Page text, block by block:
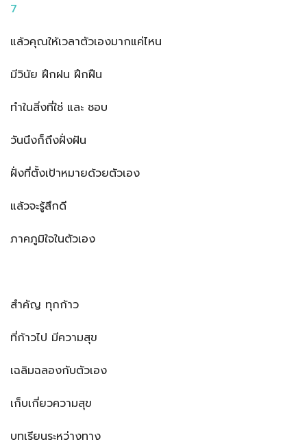
7
แล้วคุณให้เวลาตัวเองมากแค่ไหน
มีวินัย ฝึกฝน ฝึกฝืน
ทำในสิ่งที่ใช่ และ ชอบ
วันนึงก็ถึงฝั่งฝัน
ฝั่งที่ตั้งเป้าหมายด้วยตัวเอง
แล้วจะรู้สึกดี
ภาคภูมิใจในตัวเอง
สำคัญ ทุกก้าว
ที่ก้าวไป มีความสุข
เฉลิมฉลองกับตัวเอง
เก็บเกี่ยวความสุข
บทเรียนระหว่างทาง